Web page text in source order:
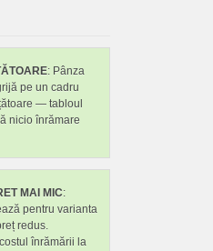
: Pânza
pe un cadru
— tabloul
nicio înrămare
MAI MIC:
pentru varianta
redus.
înrămării la